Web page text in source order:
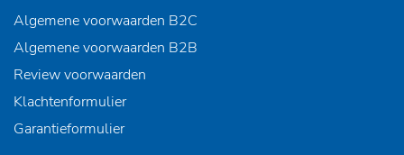
Algemene voorwaarden B2C
Algemene voorwaarden B2B
Review voorwaarden
Klachtenformulier
Garantieformulier